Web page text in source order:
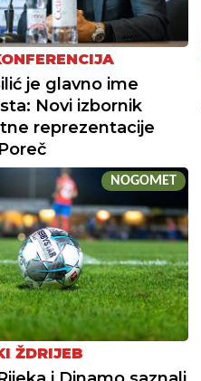
je glavno ime
Novi izbornik
reprezentacije
NOGOMET
ŽDRIJEB